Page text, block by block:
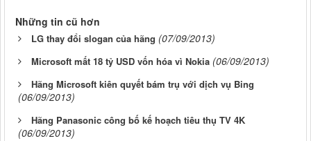
Những tin cũ hơn
LG thay đổi slogan của hãng (07/09/2013)
Microsoft mất 18 tỷ USD vốn hóa vì Nokia (06/09/2013)
Hãng Microsoft kiên quyết bám trụ với dịch vụ Bing
(06/09/2013)
Hãng Panasonic công bố kế hoạch tiêu thụ TV 4K
(06/09/2013)